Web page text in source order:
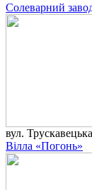
Солеварний
вул. Трускавецька
Вілла «Погонь»